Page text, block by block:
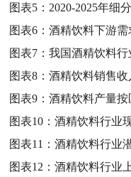
图表5： 2020-2025年细
图表6：酒精饮料下游需
图表7：我国酒精饮料行
图表8：酒精饮料销售收
图表9：酒精饮料产量按
图表10：酒精饮料行业
图表11：酒精饮料行业
图表12：酒精饮料行业